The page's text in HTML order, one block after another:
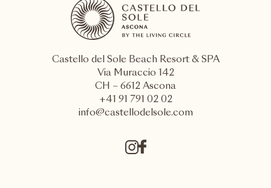
Castello del Sole Beach Resort & SPA
Via Muraccio 142
CH – 6612 Ascona
+41 91 791 02 02
info@castellodelsole.com